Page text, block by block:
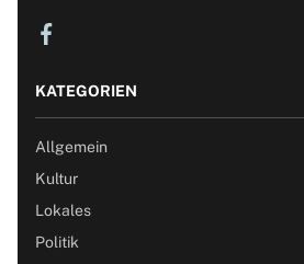
KATEGORIEN
Allgemein
Kultur
Lokales
Politik